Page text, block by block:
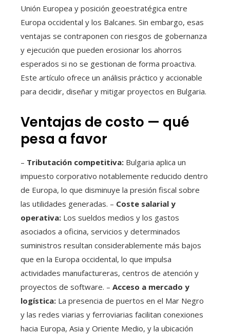
Unión Europea y posición geoestratégica entre
Europa occidental y los Balcanes. Sin embargo, esas
ventajas se contraponen con riesgos de gobernanza
y ejecución que pueden erosionar los ahorros
esperados si no se gestionan de forma proactiva.
Este artículo ofrece un análisis práctico y accionable
para decidir, diseñar y mitigar proyectos en Bulgaria.
Ventajas de costo — qué
pesa a favor
– Tributación competitiva: Bulgaria aplica un
impuesto corporativo notablemente reducido dentro
de Europa, lo que disminuye la presión fiscal sobre
las utilidades generadas. – Coste salarial y
operativa: Los sueldos medios y los gastos
asociados a oficina, servicios y determinados
suministros resultan considerablemente más bajos
que en la Europa occidental, lo que impulsa
actividades manufactureras, centros de atención y
proyectos de software. – Acceso a mercado y
logística: La presencia de puertos en el Mar Negro
y las redes viarias y ferroviarias facilitan conexiones
hacia Europa, Asia y Oriente Medio, y la ubicación